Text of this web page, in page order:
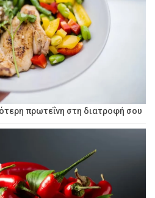
πρωτεΐνη στη διατροφή σου